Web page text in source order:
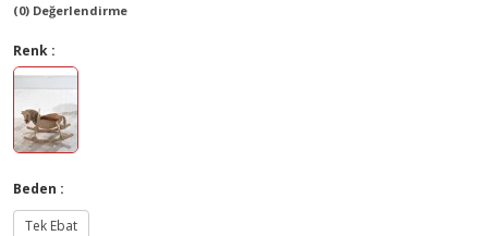
(0) Değerlendirme
Renk :
Beden :
Tek Ebat